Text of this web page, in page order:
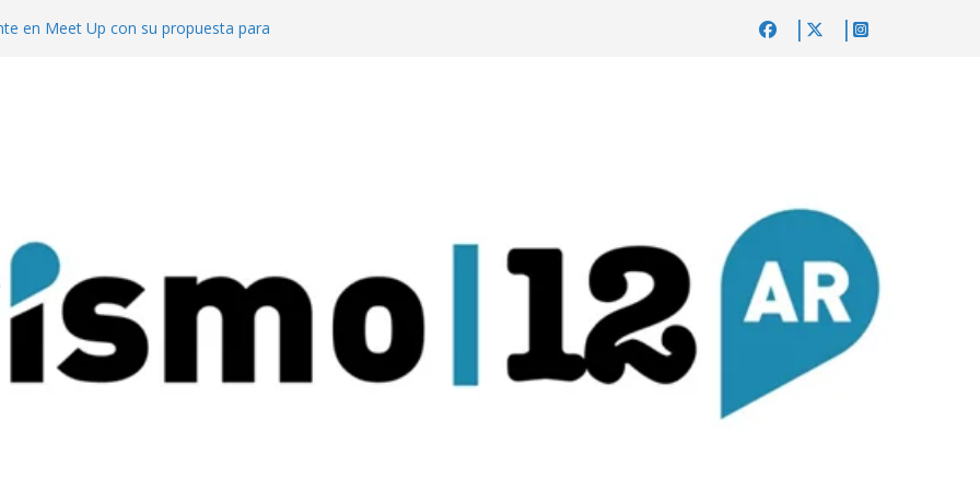
en Meet Up con su propuesta para